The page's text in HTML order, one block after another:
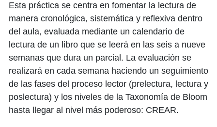
Esta práctica se centra en fomentar la lectura de
manera cronológica, sistemática y reflexiva dentro
del aula, evaluada mediante un calendario de
lectura de un libro que se leerá en las seis a nueve
semanas que dura un parcial. La evaluación se
realizará en cada semana haciendo un seguimiento
de las fases del proceso lector (prelectura, lectura y
poslectura) y los niveles de la Taxonomía de Bloom
hasta llegar al nivel más poderoso: CREAR.